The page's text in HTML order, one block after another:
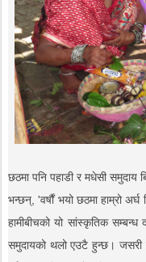
छठमा पनि पहाडी र मधेसी
भन्छन्, 'वर्षौं भयो छठमा हाम्रो
हामीबीचको यो सांस्कृतिक
समुदायको थलो एउटै हुन्छ। जसरी